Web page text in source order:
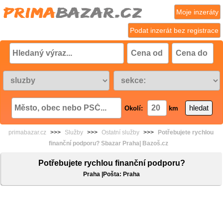
Podat inzerát bez registrace
Moje inzeráty
Okolí: km
primabazar.cz >>> Služby >>> Ostatní služby >>>
Potřebujete rychlou
finanční podporu? Sbazar Praha| Bazoš.cz
Potřebujete rychlou finanční podporu?
Praha |Pošta: Praha